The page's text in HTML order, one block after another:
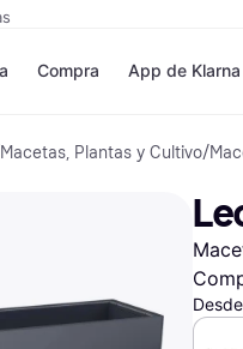
Formas de
Paga ahora
Paga en 3 plazos
Paga en 30 días
Financiación
Klarna en Apple
Compra
Tiendas
Zalando
JD Sports
App de Klarna
Macetas, Plantas y Cultivo/